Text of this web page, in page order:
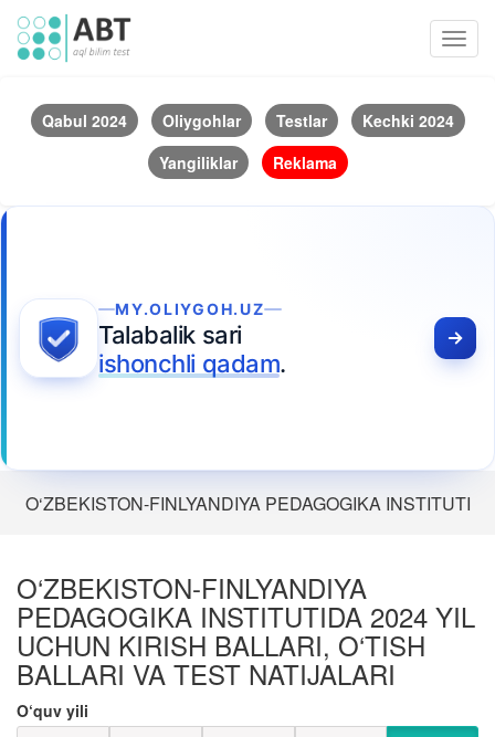
Qabul 2024 Oliygohlar Testlar
Kechki 2024
Yangiliklar
Reklama
MY.OLIYGOH.UZ
Talabalik sari
ishonchli qadam.
O‘ZBEKISTON-FINLYANDIYA PEDAGOGIKA INSTITUTI
O‘ZBEKISTON-FINLYANDIYA
PEDAGOGIKA INSTITUTIDA 2024 YIL
UCHUN KIRISH BALLARI, O‘TISH
BALLARI VA TEST NATIJALARI
O‘quv yili